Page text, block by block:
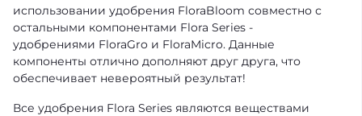
использовании удобрения FloraBloom совместно с
остальными компонентами Flora Series -
удобрениями FloraGro и FloraMicro. Данные
компоненты отлично дополняют друг друга, что
обеспечивает невероятный результат!
Все удобрения Flora Series являются веществами